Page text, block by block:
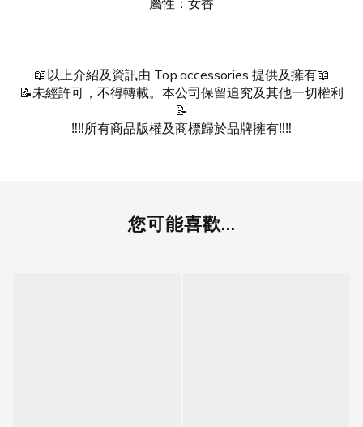
屬性：女香
📖以上介紹及資訊由 Top.accessories 提供及擁有📖
📝未經許可，不得轉載。本公司保留追究及其他一切權利
📝
‼️‼️所有商品版權及商標歸於品牌擁有‼️‼️
您可能喜歡...